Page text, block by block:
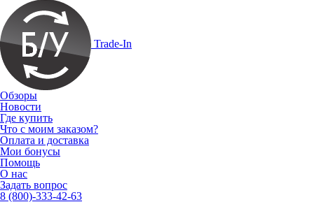
Trade-In
Обзоры
Новости
Где купить
Что с моим заказом?
Оплата и доставка
Мои бонусы
Помощь
О нас
Задать вопрос
8 (800)-333-42-63